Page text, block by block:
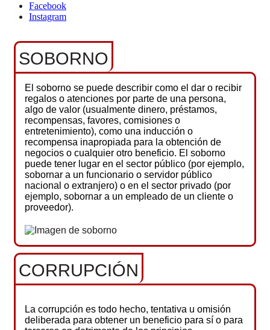
Facebook
Instagram
SOBORNO
El soborno se puede describir como el dar o recibir
regalos o atenciones por parte de una persona,
algo de valor (usualmente dinero, préstamos,
recompensas, favores, comisiones o
entretenimiento), como una inducción o
recompensa inapropiada para la obtención de
negocios o cualquier otro beneficio. El soborno
puede tener lugar en el sector público (por ejemplo,
sobornar a un funcionario o servidor público
nacional o extranjero) o en el sector privado (por
ejemplo, sobornar a un empleado de un cliente o
proveedor).
CORRUPCIÓN
La corrupción es todo hecho, tentativa u omisión
deliberada para obtener un beneficio para sí o para